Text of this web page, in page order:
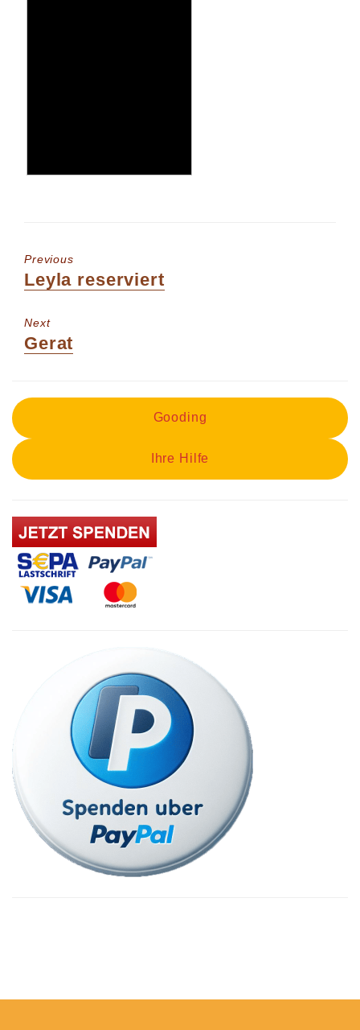
Previous
Previous
Leyla reserviert
Next
Next
Gerat
Gooding
Ihre Hilfe